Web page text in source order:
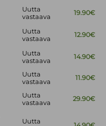
Uutta
vastaava
19.90€
Uutta
vastaava
12.90€
Uutta
vastaava
14.90€
Uutta
vastaava
11.90€
Uutta
vastaava
29.90€
Uutta